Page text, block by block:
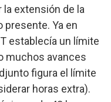
la extensión de la
presente. Ya en
establecía un límite
muchos avances
figura el límite
horas extra).